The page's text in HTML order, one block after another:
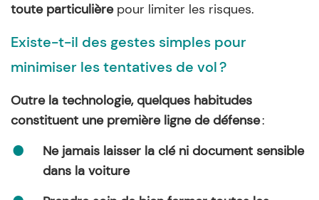
toute particulièrepour limiter les risques.
Existe-t-il des gestes simples pour
minimiser les tentatives de vol ?
Outre la technologie, quelques habitudes
constituent une première ligne de défense:
Ne jamais laisser la clé ni document sensible
dans la voiture